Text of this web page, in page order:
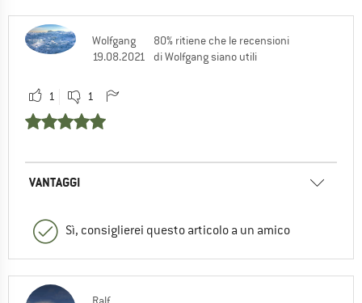
Wolfgang
19.08.2021
80% ritiene che le recensioni
di Wolfgang siano utili
1 1
VANTAGGI
Sì, consiglierei questo articolo a un amico